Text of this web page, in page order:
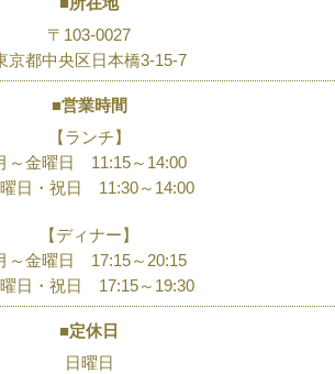
〒103-0027
京都中央区日本橋3-15-7
■営業時間
【ランチ】
～金曜日 11:15～14:00
日・祝日 11:30～14:00
【ディナー】
～金曜日 17:15～20:15
日・祝日 17:15～19:30
■定休日
日曜日